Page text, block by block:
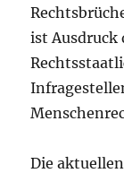
ist Ausdruck
Die